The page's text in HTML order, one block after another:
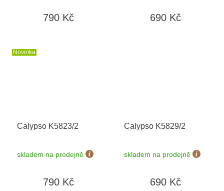
790 Kč 690 Kč
Novinka
Calypso K5823/2
skladem na prodejně
790 Kč
Calypso K5829/2
skladem na prodejně
690 Kč